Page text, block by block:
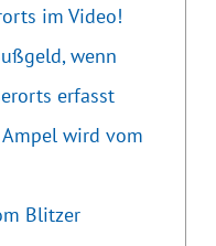
im Video!
wenn
erfasst
wird vom
Blitzer